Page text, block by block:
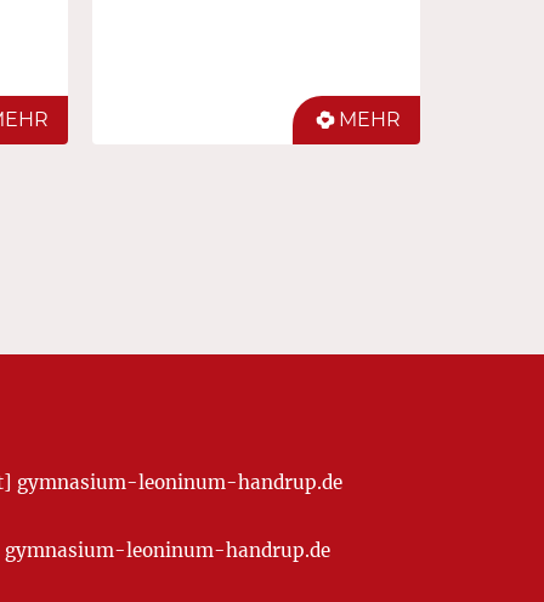
MEHR
gymnasium-leoninum-handrup.de
leoninum-handrup.de